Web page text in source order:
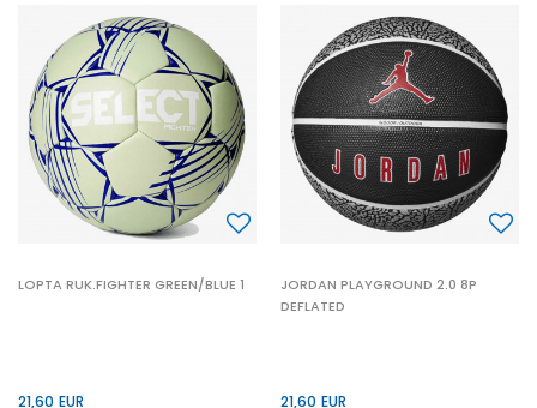
LOPTA RUK.FIGHTER GREEN/BLUE 1
21,60 EUR
JORDAN PLAYGROUND 2.0 8P
DEFLATED
21,60 EUR